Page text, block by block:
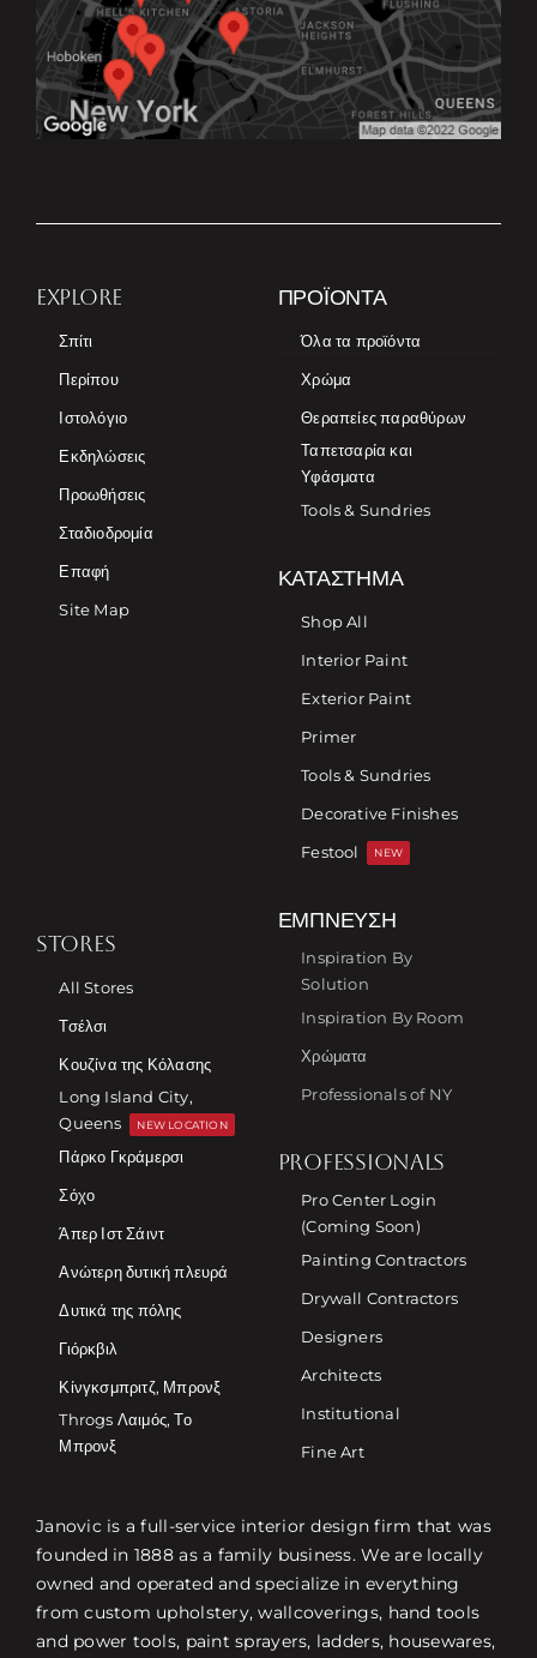
EXPLORE
Σπίτι
Περίπου
Ιστολόγιο
Εκδηλώσεις
Προωθήσεις
Σταδιοδρομία
Επαφή
Site Map
ΠΡΟΪΌΝΤΑ
Όλα τα προϊόντα
Χρώμα
Θεραπείες παραθύρων
Ταπετσαρία και
Υφάσματα
Tools & Sundries
ΚΑΤΆΣΤΗΜΑ
Shop All
Interior Paint
Exterior Paint
Primer
Tools & Sundries
Decorative Finishes
Festool
NEW
STORES
All Stores
Τσέλσι
Κουζίνα της Κόλασης
Long Island City,
Queens
NEW LOCATION
Πάρκο Γκράμερσι
Σόχο
Άπερ Ιστ Σάιντ
Ανώτερη δυτική πλευρά
Δυτικά της πόλης
Γιόρκβιλ
Κίνγκσμπριτζ, Μπρονξ
Throgs Λαιμός, Το
Μπρονξ
ΈΜΠΝΕΥΣΗ
Inspiration By
Solution
Inspiration By Room
Χρώματα
Professionals of NY
PROFESSIONALS
Pro Center Login
(Coming Soon)
Painting Contractors
Drywall Contractors
Designers
Architects
Institutional
Fine Art
Janovic is a full-service interior design firm that was
founded in 1888 as a family business. We are locally
owned and operated and specialize in everything
from custom upholstery, wallcoverings, hand tools
and power tools, paint sprayers, ladders, housewares,